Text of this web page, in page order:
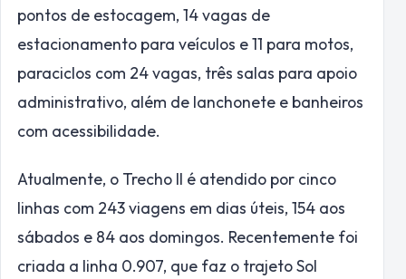
pontos de estocagem, 14 vagas de
estacionamento para veículos e 11 para motos,
paraciclos com 24 vagas, três salas para apoio
administrativo, além de lanchonete e banheiros
com acessibilidade.
Atualmente, o Trecho II é atendido por cinco
linhas com 243 viagens em dias úteis, 154 aos
sábados e 84 aos domingos. Recentemente foi
criada a linha 0.907, que faz o trajeto Sol